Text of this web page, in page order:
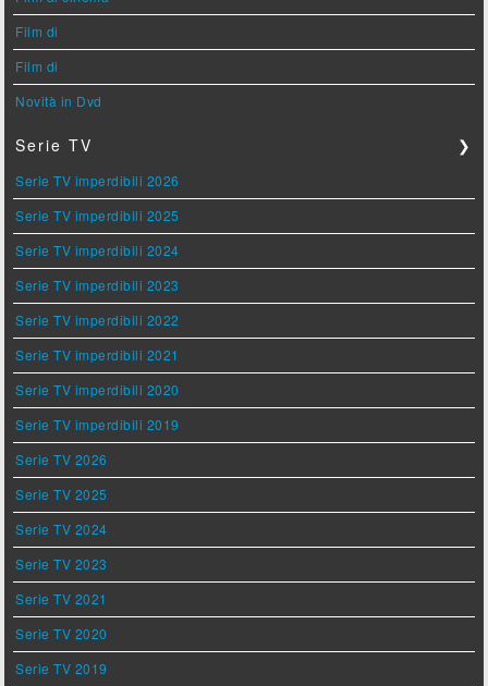
Film di
Film di
Novità in Dvd
Serie TV ❯
Serie TV imperdibili 2026
Serie TV imperdibili 2025
Serie TV imperdibili 2024
Serie TV imperdibili 2023
Serie TV imperdibili 2022
Serie TV imperdibili 2021
Serie TV imperdibili 2020
Serie TV imperdibili 2019
Serie TV 2026
Serie TV 2025
Serie TV 2024
Serie TV 2023
Serie TV 2021
Serie TV 2020
Serie TV 2019